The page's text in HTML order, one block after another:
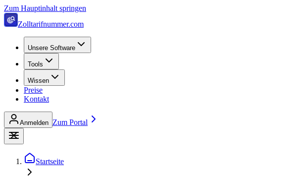
Zum Hauptinhalt springen
Zolltarifnummer.com
Unsere Software
Tools
Wissen
Preise
Kontakt
Anmelden Zum Portal
Startseite